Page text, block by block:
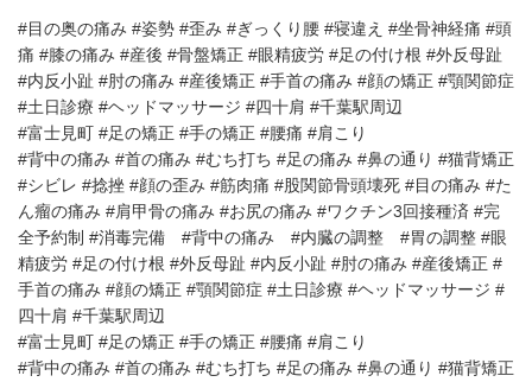
#目の奥の痛み #姿勢 #歪み #ぎっくり腰 #寝違え #坐骨神経痛 #頭
痛 #膝の痛み #産後 #骨盤矯正 #眼精疲労 #足の付け根 #外反母趾
#内反小趾 #肘の痛み #産後矯正 #手首の痛み #顔の矯正 #顎関節症
#土日診療 #ヘッドマッサージ #四十肩 #千葉駅周辺
#富士見町 #足の矯正 #手の矯正 #腰痛 #肩こり
#背中の痛み #首の痛み #むち打ち #足の痛み #鼻の通り #猫背矯正
#シビレ #捻挫 #顔の歪み #筋肉痛 #股関節骨頭壊死 #目の痛み #た
ん瘤の痛み #肩甲骨の痛み #お尻の痛み #ワクチン3回接種済 #完
全予約制 #消毒完備 #背中の痛み #内臓の調整 #胃の調整 #眼
精疲労 #足の付け根 #外反母趾 #内反小趾 #肘の痛み #産後矯正 #
手首の痛み #顔の矯正 #顎関節症 #土日診療 #ヘッドマッサージ #
四十肩 #千葉駅周辺
#富士見町 #足の矯正 #手の矯正 #腰痛 #肩こり
#背中の痛み #首の痛み #むち打ち #足の痛み #鼻の通り #猫背矯正